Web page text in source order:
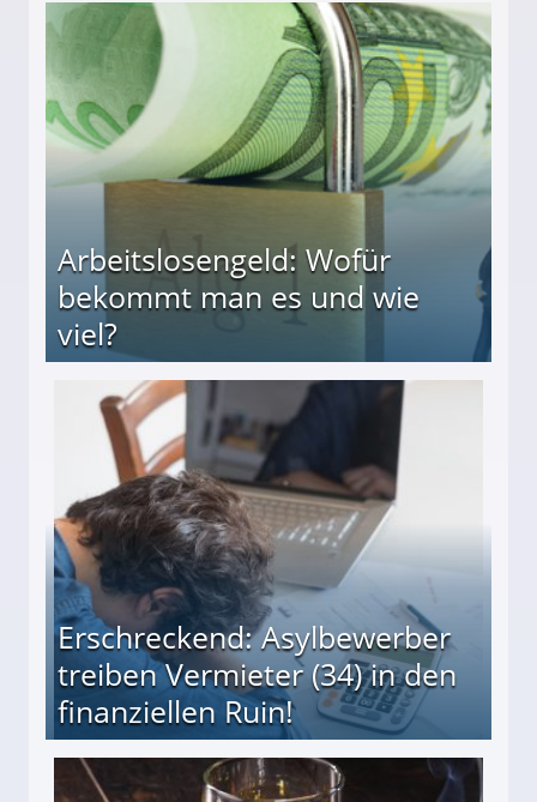
Arbeitslosengeld: Wofür
bekommt man es und wie
viel?
und wie viel?
Erschreckend: Asylbewerber
treiben Vermieter (34) in den
finanziellen Ruin!